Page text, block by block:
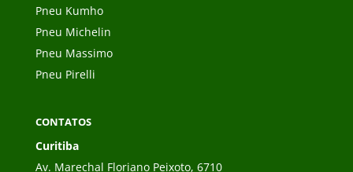
Pneu Kumho
Pneu Michelin
Pneu Massimo
Pneu Pirelli
CONTATOS
Curitiba
Av. Marechal Floriano Peixoto, 6710